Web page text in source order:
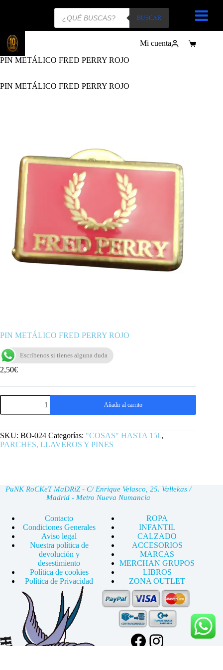
Búsqueda
BUSCAR
Mi cuenta
Carro
PIN METÁLICO FRED PERRY ROJO
PIN METÁLICO FRED PERRY ROJO
PIN METÁLICO FRED PERRY ROJO
Escríbenos si tienes alguna duda
2,50€
PIN
FRED
ROJO
cantidad
Añadir al carrito
SKU: BO-024 Categorías: "COSAS" HASTA 15€,
PARCHES, LLAVEROS Y PINES
PuNK RoCKeT MaDRiZ - C/ Enrique Velasco, 25. Vallekas /
Madrid - Metro Nueva Numancia
Contacto
Condiciones Generales
Aviso legal
Nuestra política de
devolución y
desestimiento
Política de cookies
Política de Privacidad
ROPA
INFANTIL
CALZADO
ACCESORIOS
MARCAS
MERCHAN GRUPOS
LIBROS
ZONA OUTLET
Facebook
Instagram